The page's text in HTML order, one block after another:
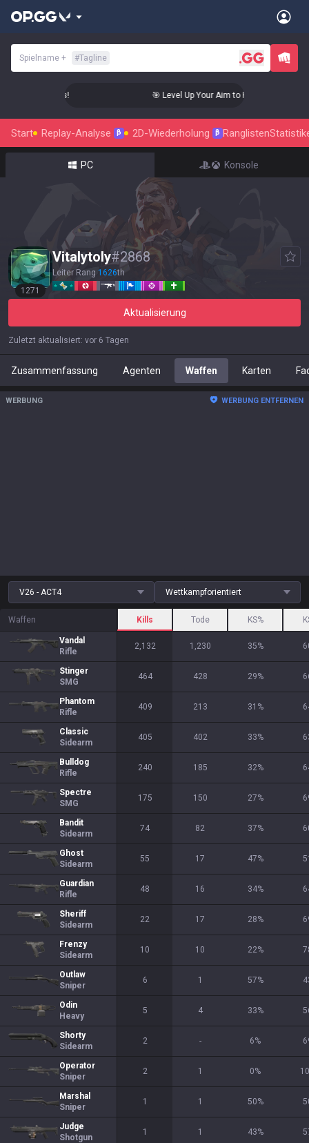
Spielname + #Tagline
🎯 Level Up Your Aim to Radiant Status!
Start Replay-Analyse β 2D-Wiederholung β Ranglisten
PC Konsole
1271
Vitalytoly#2868
Leiter Rang 1626th
Aktualisierung
Zuletzt aktualisiert: vor 6 Tagen
Zusammenfassung Agenten Waffen Karten
WERBUNG WERBUNG ENTFERNEN
V26 - ACT4 Wettkampforientiert
Waffen Kills Tode KS%
Vandal
Rifle
2,132 1,230 35%
Stinger
SMG
464 428 29%
Phantom
Rifle
409 213 31 %
Classic
Sidearm
405 402 33%
Bulldog
Rifle
240 185 32%
Spectre
SMG
175 150 27%
Bandit
Sidearm
74 82 37%
Ghost
Sidearm
55 17 47%
Guardian
Rifle
48 16 34%
Sheriff
Sidearm
22 17 28%
Frenzy
Sidearm
10 10 22%
Outlaw
Sniper
6 1 57%
Odin
Heavy
5 4 33%
Shorty
Sidearm
2 - 6%
Operator
Sniper
2 1 0%
Marshal
Sniper
1 1 50%
Judge
Shotgun
1 1 43%